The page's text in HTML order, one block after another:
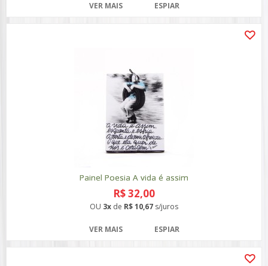
VER MAIS ESPIAR
Painel Poesia A vida é assim
R$ 32,00
OU 3x de R$ 10,67 s/juros
VER MAIS ESPIAR